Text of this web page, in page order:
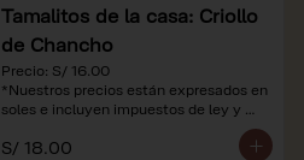
Tamalitos de la casa: Criollo
de Chancho
Precio: S/ 16.00
*Nuestros precios están expresados en
soles e incluyen impuestos de ley y
S/ 18.00